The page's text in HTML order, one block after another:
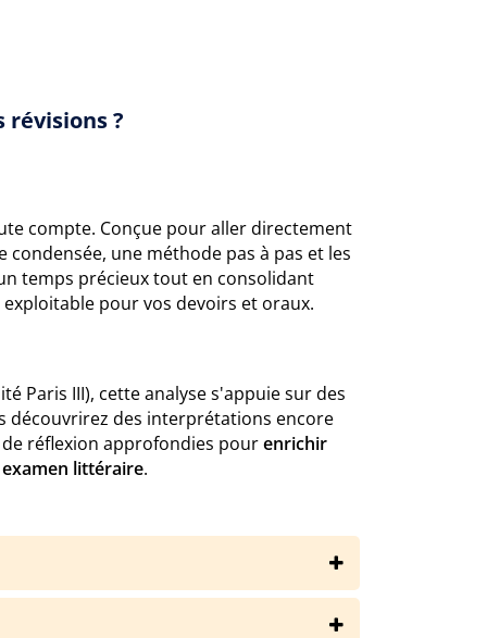
?
compte. Conçue pour aller directement
une méthode pas à pas et les
temps précieux tout en consolidant
pour vos devoirs et oraux.
Paris III), cette analyse s'appuie sur des
découvrirez des interprétations encore
réflexion approfondies pourenrichir
littéraire.